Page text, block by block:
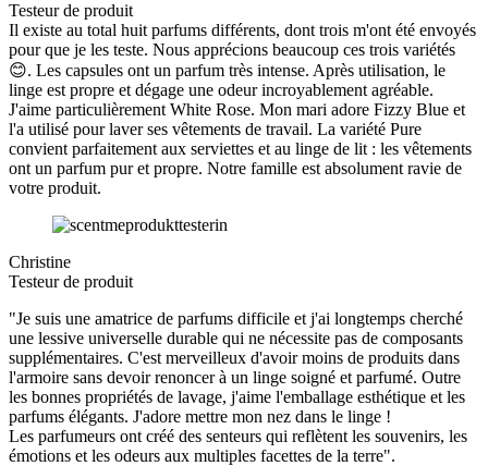
Testeur de produit
Il existe au total huit parfums différents, dont trois m'ont été envoyés
pour que je les teste. Nous apprécions beaucoup ces trois variétés
😊. Les capsules ont un parfum très intense. Après utilisation, le
linge est propre et dégage une odeur incroyablement agréable.
J'aime particulièrement White Rose. Mon mari adore Fizzy Blue et
l'a utilisé pour laver ses vêtements de travail. La variété Pure
convient parfaitement aux serviettes et au linge de lit : les vêtements
ont un parfum pur et propre. Notre famille est absolument ravie de
votre produit.
Christine
Testeur de produit
"Je suis une amatrice de parfums difficile et j'ai longtemps cherché
une lessive universelle durable qui ne nécessite pas de composants
supplémentaires. C'est merveilleux d'avoir moins de produits dans
l'armoire sans devoir renoncer à un linge soigné et parfumé. Outre
les bonnes propriétés de lavage, j'aime l'emballage esthétique et les
parfums élégants. J'adore mettre mon nez dans le linge !
Les parfumeurs ont créé des senteurs qui reflètent les souvenirs, les
émotions et les odeurs aux multiples facettes de la terre".